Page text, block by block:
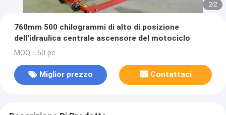
2/2
760mm 500 chilogrammi di alto di posizione
dell'idraulica centrale ascensore del motociclo
MOQ：50 pc
Miglior prezzo Contattaci